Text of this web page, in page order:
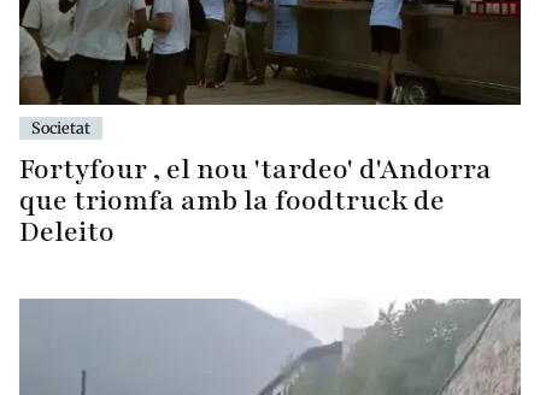
Societat
Fortyfour , el nou 'tardeo' d'Andorra
que triomfa amb la foodtruck de
Deleito